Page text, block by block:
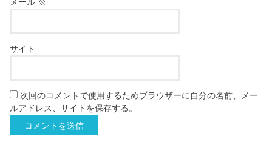
サイト
次回のコメントで使用するためブラウザーに自分の名前、メー
ルアドレス、サイトを保存する。